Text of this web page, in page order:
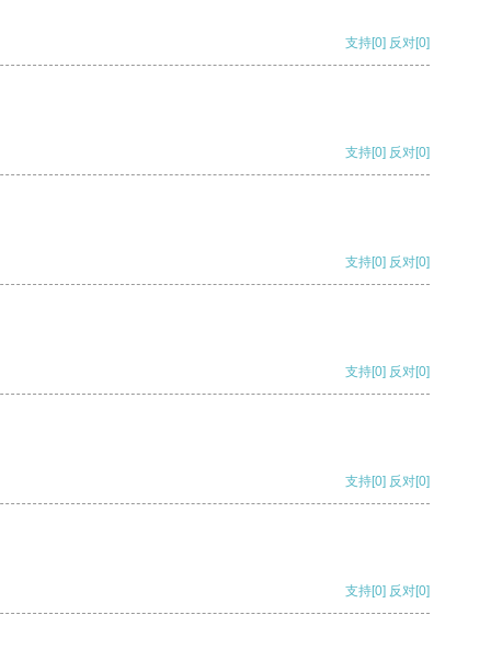
支持[0] 反对[0]
支持[0] 反对[0]
支持[0] 反对[0]
支持[0] 反对[0]
支持[0] 反对[0]
支持[0] 反对[0]